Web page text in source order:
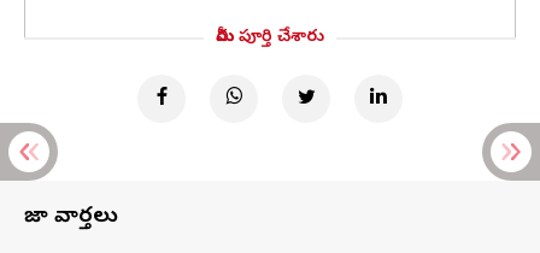
మీరు పూర్తి చేశారు
తాజా వార్తలు